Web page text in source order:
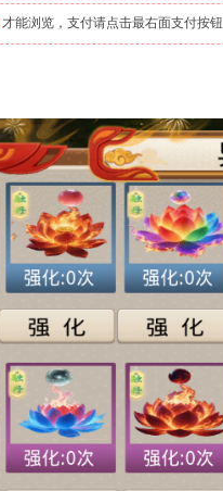
才能浏览，支付请点击最右面支付按钮